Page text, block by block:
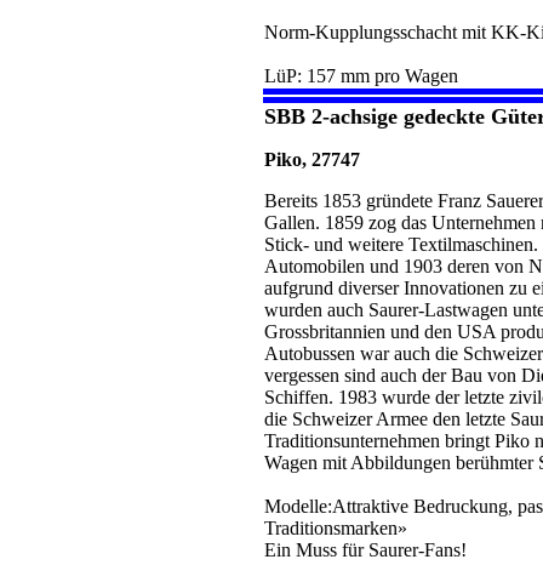
Norm-Kupplungsschacht mit KK-
LüP: 157 mm pro Wagen
SBB 2-achsige gedeckte
Piko, 27747
Bereits 1853 gründete Franz
Gallen. 1859 zog das
Stick- und weitere
Automobilen und 1903 deren von
aufgrund diverser Innovationen zu
wurden auch Saurer-Lastwagen
Grossbritannien und den USA
Autobussen war auch die
vergessen sind auch der Bau von
Schiffen. 1983 wurde der letzte
die Schweizer Armee den letzte
Traditionsunternehmen bringt Piko
Wagen mit Abbildungen berühmter
Modelle:Attraktive Bedruckung,
Traditionsmarken»
Ein Muss für Saurer-Fans!